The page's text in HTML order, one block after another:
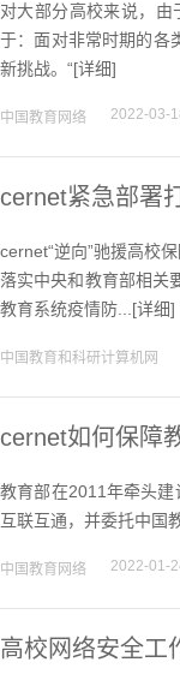
对大部分高校来说，
于：面对非常时期的各
新挑战。“[详细]
中国教育网络 2022-03-
cernet紧急部署
cernet“逆向”驰援高校
落实中央和教育部相关
教育系统疫情防...[详细]
中国教育和科研计算机网
cernet如何保障
教育部在2011年牵头
互联互通，并委托中国
中国教育网络 2022-01-
高校网络安全工